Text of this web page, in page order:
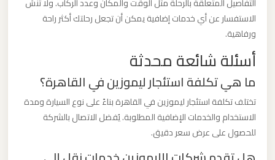
الاستفسار عن أي خدمات إضافية يمكن أن تجعل رحلتك أكثر راحة
ورفاهية.
أسئلة شائعة محدثة
ما هي تكلفة استئجار ليموزين في القاهرة؟
تختلف تكلفة استئجار ليموزين في القاهرة بناءً على نوع السيارة ومدة
الاستخدام والخدمات الإضافية المطلوبة. يُفضل الاتصال بالشركة
للحصول على عرض سعر دقيق.
مطار
العرب
ليموزين
القاهرة
اسكندرية